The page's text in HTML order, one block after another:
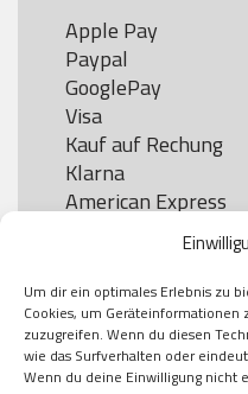
Um dir ein optimales Erlebnis zu
Cookies, um
zuzugreifen. Wenn du diesen
wie das Surfverhalten oder
Wenn du deine Einwilligung nicht
Apple Pay
Paypal
GooglePay
Visa
Kauf auf Rechung
Klarna
American Express
Versand
DHL